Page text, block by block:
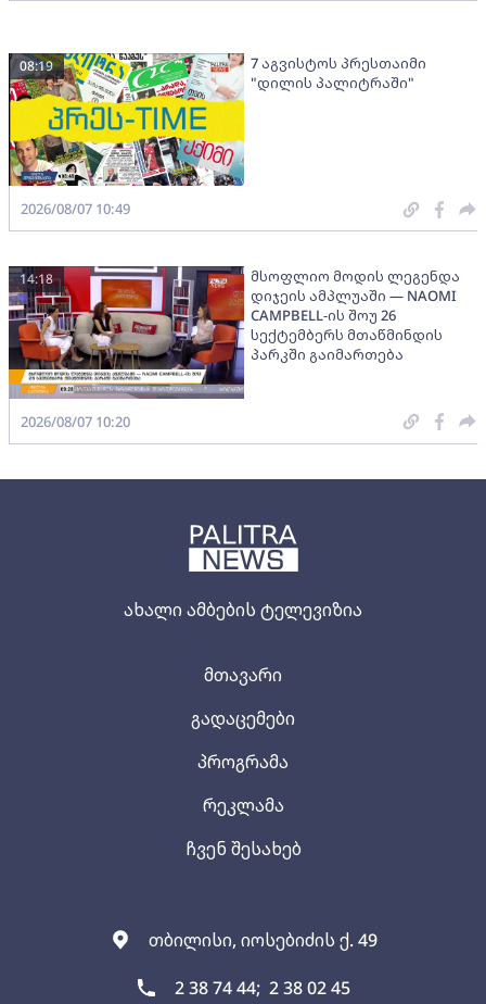
ახალი ამბების ტელევიზია
თბილისი, იოსებიძის ქ. 49
2 38 74 44; 2 38 02 45
მთავარი
გადაცემები
პროგრამა
რეკლამა
ჩვენ შესახებ
7 აგვისტოს პრესთაიმი
"დილის პალიტრაში"
08:19
2026/08/07 10:49
მსოფლიო მოდის ლეგენდა
დიჯეის ამპლუაში — NAOMI
CAMPBELL-ის შოუ 26
სექტემბერს მთაწმინდის
პარკში გაიმართება
14:18
2026/08/07 10:20